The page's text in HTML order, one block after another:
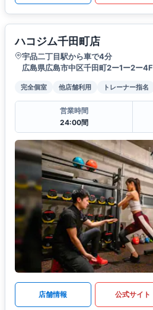
ハコジム千田町店
宇品二丁目駅から車で4分
広島県広島市中区千田町2ー1ー2ー4F
完全個室 他店舗利用 トレーナー指名
営業時間
24:00間
店舗情報 公式サイト